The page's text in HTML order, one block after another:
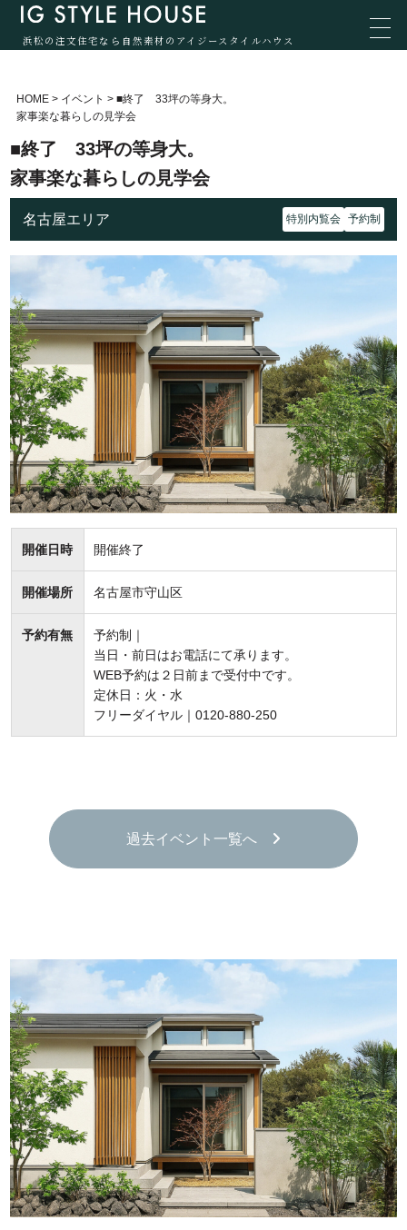
浜松の注文住宅なら自然素材のアイジースタイルハウス
HOME> イベント > ■終了 33坪の等身大。
家事楽な暮らしの見学会
■終了 33坪の等身大。
家事楽な暮らしの見学会
名古屋エリア 特別内覧会 予約制
開催日時 開催終了
開催場所 名古屋市守山区
予約有無
予約制｜
当日・前日はお電話にて承ります。
WEB予約は２日前まで受付中です。
定休日：火・水
フリーダイヤル｜0120-880-250
過去イベント一覧へ